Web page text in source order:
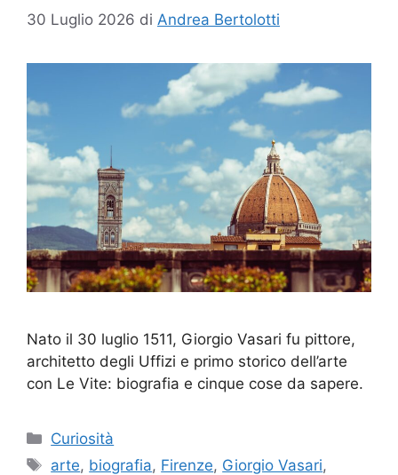
30 Luglio 2026 di Andrea Bertolotti
Nato il 30 luglio 1511, Giorgio Vasari fu pittore,
architetto degli Uffizi e primo storico dell’arte
con Le Vite: biografia e cinque cose da sapere.
Categorie
Curiosità
Tag
arte, biografia, Firenze, Giorgio Vasari,